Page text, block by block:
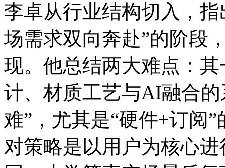
李卓从行业结构切入，
场需求双向奔赴”的阶段
现。他总结两大难点：
计、材质工艺与AI融合
难”，尤其是“硬件+订阅
对策略是以用户为核心